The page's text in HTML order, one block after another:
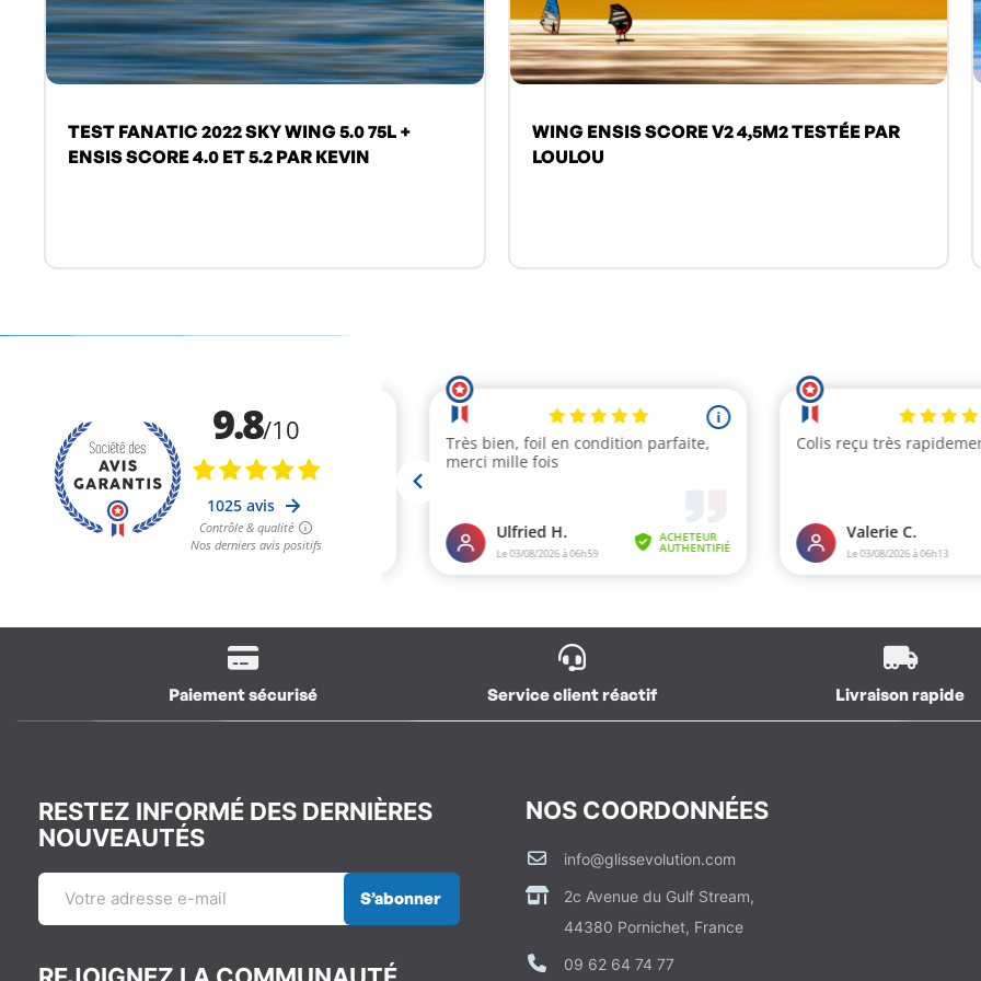
TEST FANATIC 2022 SKY WING 5.0 75L +
ENSIS SCORE 4.0 ET 5.2 PAR KEVIN
WING ENSIS SCORE V2 4,5M2 TESTÉE PAR
LOULOU
Paiement sécurisé Service client réactif Livraison rapide
RESTEZ INFORMÉ DES DERNIÈRES
NOUVEAUTÉS
S’abonner
NOS COORDONNÉES
info@glissevolution.com
2c Avenue du Gulf Stream,
44380 Pornichet, France
09 62 64 74 77